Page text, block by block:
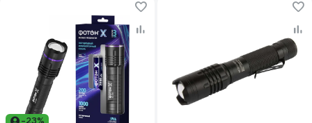
-23%